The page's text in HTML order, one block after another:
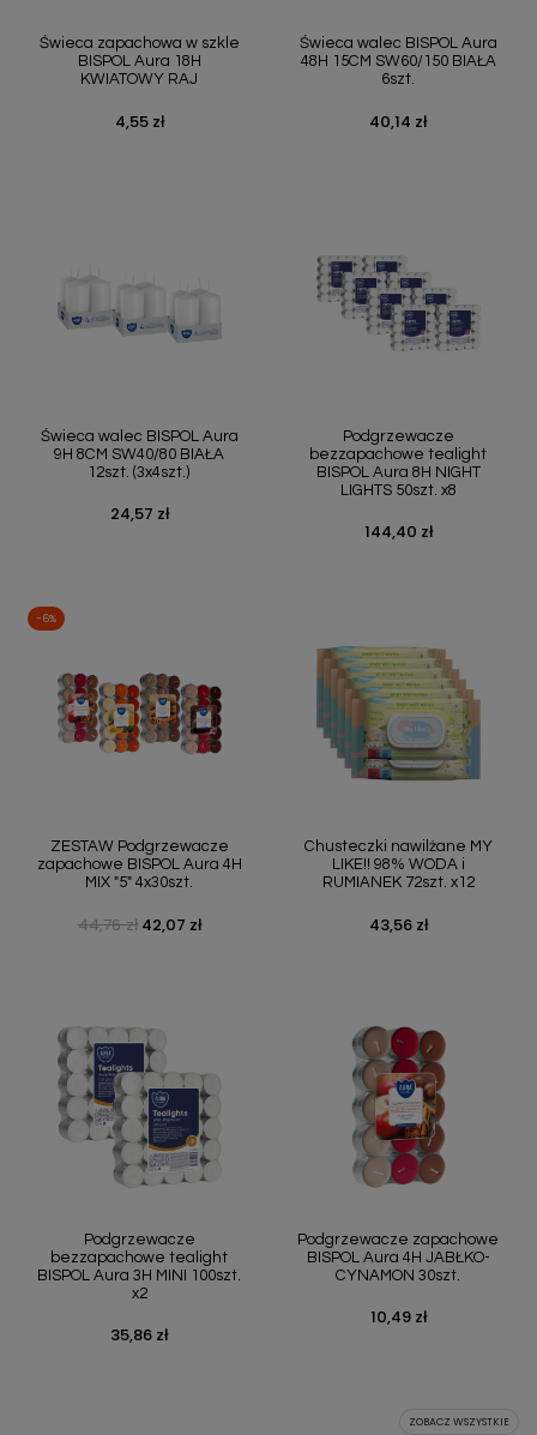
Świeca zapachowa w szkle
BISPOL Aura 18H
KWIATOWY RAJ
Cena
4,55 zł
Świeca walec BISPOL Aura
48H 15CM SW60/150 BIAŁA
6szt.
Cena
40,14 zł
Świeca walec BISPOL Aura
9H 8CM SW40/80 BIAŁA
12szt. (3x4szt.)
Cena
24,57 zł
Podgrzewacze
bezzapachowe tealight
BISPOL Aura 8H NIGHT
LIGHTS 50szt. x8
Cena
144,40 zł
ZESTAW Podgrzewacze
zapachowe BISPOL Aura 4H
MIX "5" 4x30szt.
Cena podstawowa
44,76 zł Cena
42,07 zł
-6%
Chusteczki nawilżane MY
LIKE!! 98% WODA i
RUMIANEK 72szt. x12
Cena
43,56 zł
Podgrzewacze
bezzapachowe tealight
BISPOL Aura 3H MINI 100szt.
x2
Cena
35,86 zł
Podgrzewacze zapachowe
BISPOL Aura 4H JABŁKO-
CYNAMON 30szt.
Cena
10,49 zł
ZOBACZ WSZYSTKIE